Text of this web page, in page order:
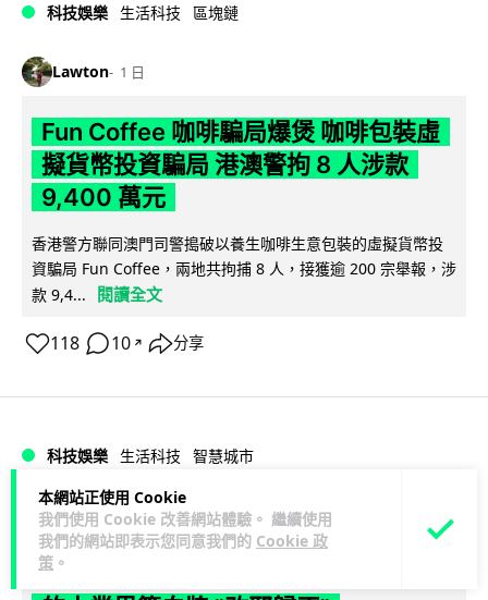
本網站正使用 Cookie
我們使用 Cookie 改善網站體驗。 繼續使用
我們的網站即表示您同意我們的 Cookie 政
策 。
科技娛樂 生活科技 區塊鏈
Lawton 1 日
Fun Coffee 咖啡騙局爆煲 咖啡包裝虛
擬貨幣投資騙局 港澳警拘 8 人涉款
9,400 萬元
香港警方聯同澳門司警搗破以養生咖啡生意包裝的虛擬貨幣投
資騙局 Fun Coffee，兩地共拘捕 8 人，接獲逾 200 宗舉報，涉
款 9,4...
閱讀全文
118 10 ↗ 分享
科技娛樂 生活科技 智慧城市
Lawton 1 日
網約車條例生效 有司機暫時停工避風頭